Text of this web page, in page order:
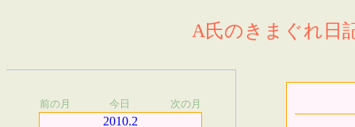
A氏のきまぐれ日
前の月 今日 次の月
2010.2